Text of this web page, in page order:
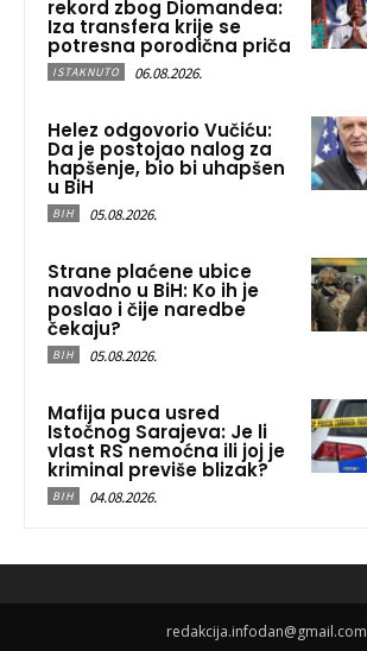
rekord zbog Diomandea:
Iza transfera krije se
potresna porodična priča
ISTAKNUTO 06.08.2026.
Helez odgovorio Vučiću:
Da je postojao nalog za
hapšenje, bio bi uhapšen
u BiH
BIH 05.08.2026.
Strane plaćene ubice
navodno u BiH: Ko ih je
poslao i čije naredbe
čekaju?
BIH 05.08.2026.
Mafija puca usred
Istočnog Sarajeva: Je li
vlast RS nemoćna ili joj je
kriminal previše blizak?
BIH 04.08.2026.
redakcija.infodan@gmail.com